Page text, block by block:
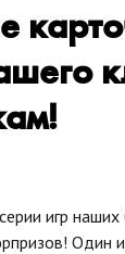
игр
Один